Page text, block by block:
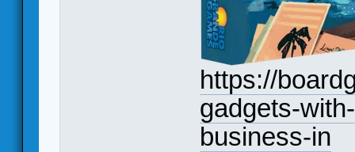
https://
gadgets-
business-in